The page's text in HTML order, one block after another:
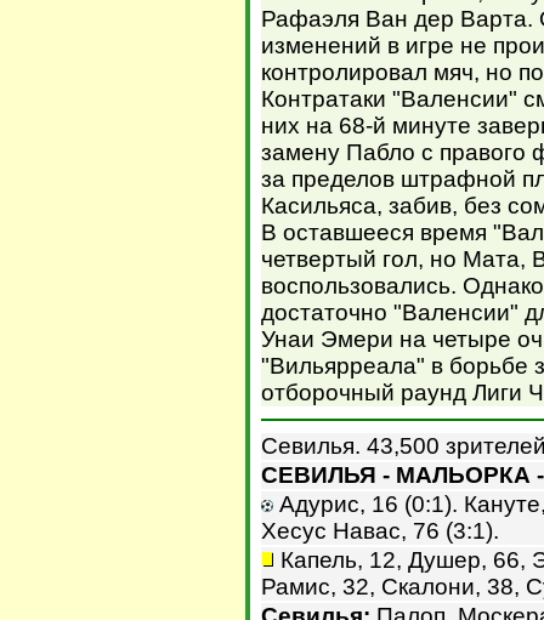
Рафаэля Ван дер Варта.
изменений в игре не
контролировал мяч, но
Контратаки "Валенсии"
них на 68-й минуте
замену Пабло с правого
за пределов штрафной
Касильяса, забив, без
В оставшееся время
четвертый гол, но Мата,
воспользовались.
достаточно "Валенсии"
Унаи Эмери на четыре
"Вильярреала" в борьбе
отборочный раунд Лиги
Севилья. 43,500
СЕВИЛЬЯ - МАЛЬОРКА -
Адурис, 16 (0:1).
Хесус Навас, 76 (3:1).
Капель, 12, Душер, 66,
Рамис, 32, Скалони, 38,